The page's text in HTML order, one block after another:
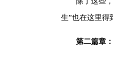
生”也在这里得
第二篇章